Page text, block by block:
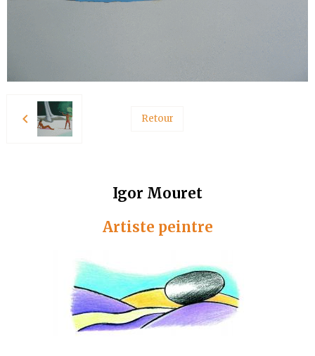
Retour
Igor Mouret
Artiste peintre